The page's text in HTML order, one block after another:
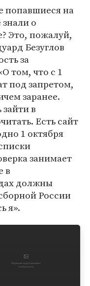
попавшиеся на
о
Это, пожалуй,
Безуглов
за
том, что с 1
под запретом,
заранее.
в
Есть сайт
1 октября
занимает
в
должны
России
я».